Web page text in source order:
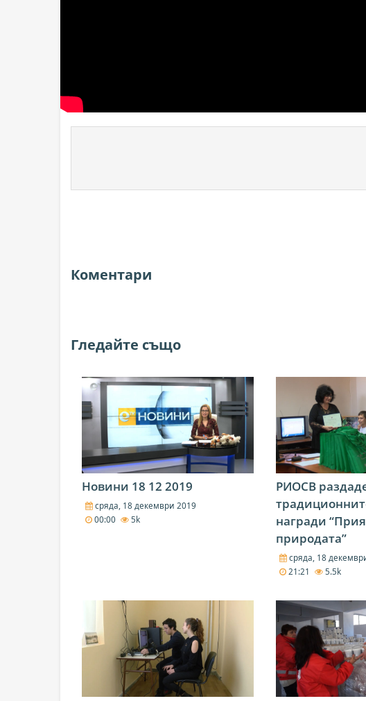
Коментари
Гледайте също
Новини 18 12 2019
сряда, 18 декември 2019
00:00
5k
РИОСВ
награди
природата”
сряда, 18
21:21
5.5k